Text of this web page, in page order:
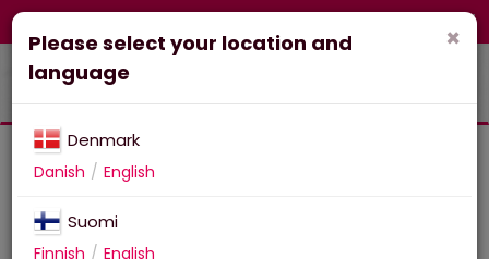
FI-fi
Corporate
Turtle Beach Afterglow
×
Please select your location and
language
Denmark
Danish English
Suomi
Finnish English